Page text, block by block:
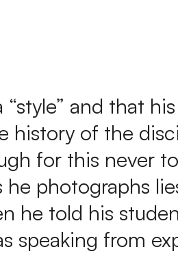
and that
history of the
for this never
photographs
he told his
speaking from